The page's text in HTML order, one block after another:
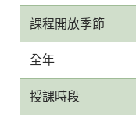
課程開放季節
全年
授課時段